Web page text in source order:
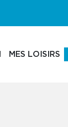
MES LOISIRS